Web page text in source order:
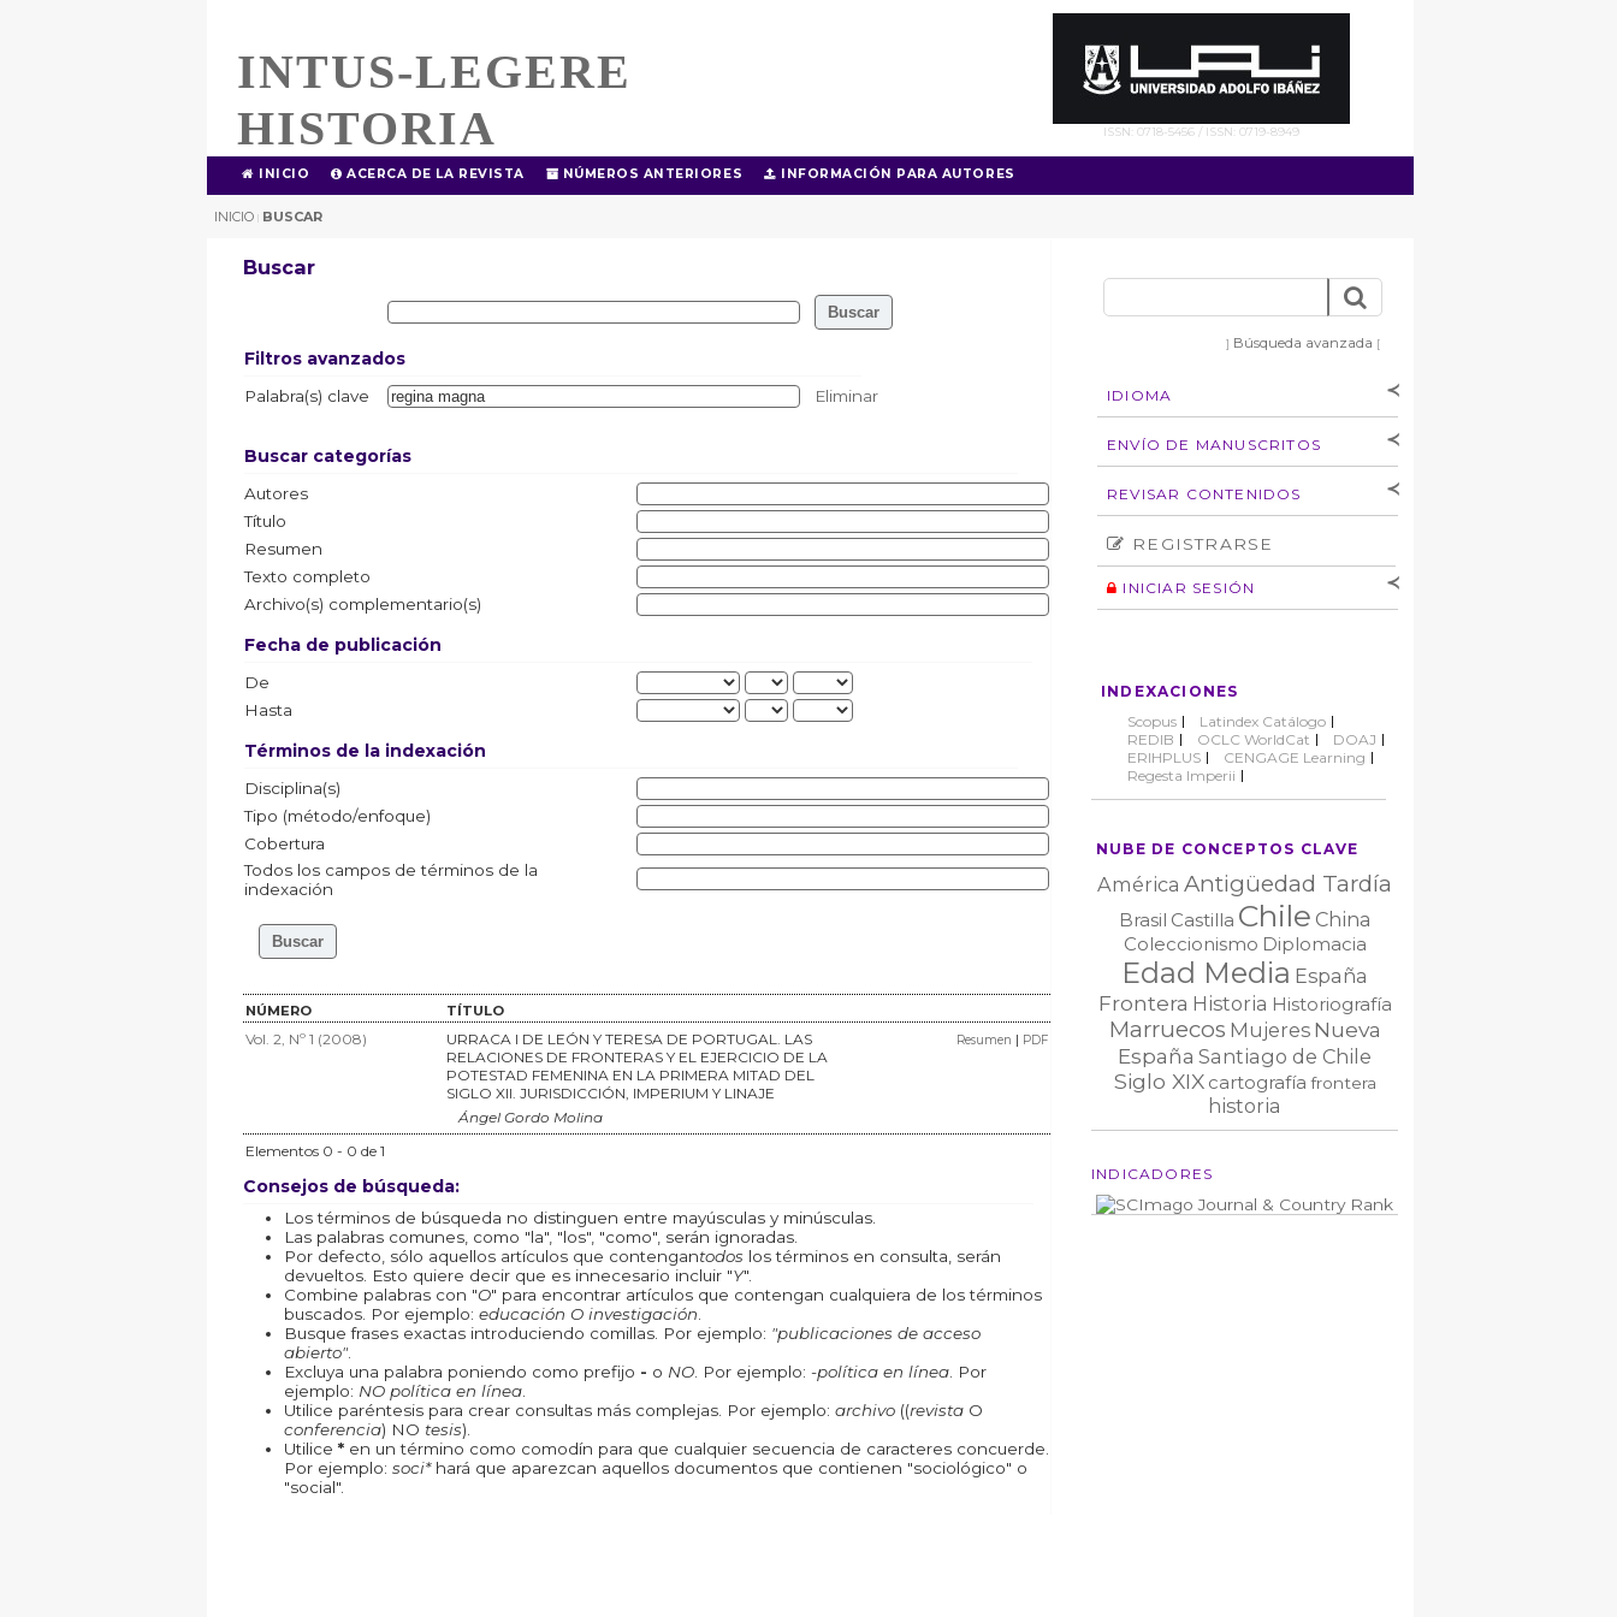
INTUS-LEGERE
HISTORIA
ISSN: 0718-5456 / ISSN: 0719-8949
INICIO ACERCA DE LA REVISTA NÚMEROS ANTERIORES INFORMACIÓN PARA AUTORES
INICIO | BUSCAR
] Búsqueda avanzada [
IDIOMA
[Español ] [English]
ENVÍO DE MANUSCRITOS
autores
Derechos de autoría
Normas éticas
REVISAR CONTENIDOS
Número
Autor
REGISTRARSE
INICIAR SESIÓN
INDEXACIONES
Scopus
Latindex Catálogo
REDIB
OCLC WorldCat
DOAJ
ERIHPLUS
CENGAGE Learning
Regesta Imperii
NUBE DE CONCEPTOS CLAVE
América Antigüedad Tardía
Brasil Castilla Chile China
Coleccionismo Diplomacia
Edad Media España
Frontera Historia Historiografía
Marruecos Mujeres Nueva
España Santiago de Chile
Siglo XIX cartografía frontera
historia
INDICADORES
Buscar
Filtros avanzados
Palabra(s) clave Eliminar
Buscar categorías
Autores
Título
Resumen
Texto completo
Archivo(s) complementario(s)
Fecha de publicación
De
Hasta
Términos de la indexación
Disciplina(s)
Tipo (método/enfoque)
Cobertura
Todos los campos de términos de la
indexación
NÚMERO TÍTULO
Vol. 2, Nº 1 (2008)
URRACA I DE LEÓN Y TERESA DE PORTUGAL. LAS
RELACIONES DE FRONTERAS Y EL EJERCICIO DE LA
POTESTAD FEMENINA EN LA PRIMERA MITAD DEL
SIGLO XII. JURISDICCIÓN, IMPERIUM Y LINAJE
Ángel Gordo Molina
Resumen | PDF
Elementos 0 - 0 de 1
Consejos de búsqueda:
Los términos de búsqueda no distinguen entre mayúsculas y minúsculas.
Las palabras comunes, como "la", "los", "como", serán ignoradas.
Por defecto, sólo aquellos artículos que contengantodos los términos en consulta, serán
devueltos. Esto quiere decir que es innecesario incluir "Y".
Combine palabras con "O" para encontrar artículos que contengan cualquiera de los términos
buscados. Por ejemplo: educación O investigación
Busque frases exactas introduciendo comillas. Por ejemplo: "publicaciones de acceso
abierto".
Excluya una palabra poniendo como prefijo - o NO. Por ejemplo: -política en línea. Por
ejemplo: NO política en línea.
Utilice paréntesis para crear consultas más complejas. Por ejemplo: archivo((revistaO
conferencia) NO tesis).
Utilice *en un término como comodín para que cualquier secuencia de caracteres concuerde.
Por ejemplo: soci*hará que aparezcan aquellos documentos que contienen "sociológico" o
"social".